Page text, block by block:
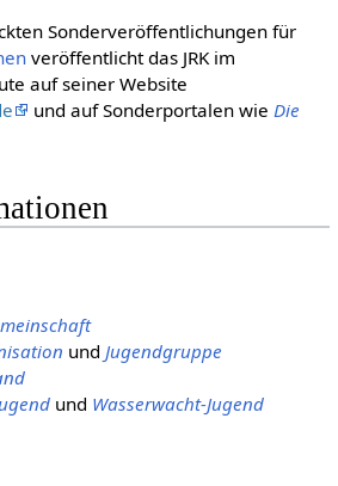
Sonderveröffentlichungen für
veröffentlicht das JRK im
auf seiner Website
und auf Sonderportalen wie Die
und Jugendgruppe
und Wasserwacht-Jugend